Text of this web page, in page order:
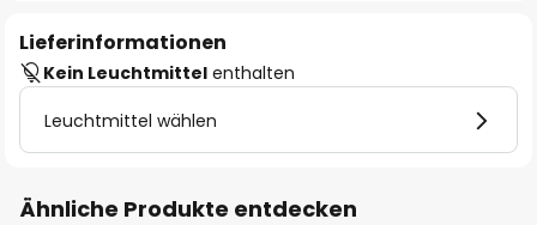
Lieferinformationen
Kein Leuchtmittel enthalten
Leuchtmittel wählen
Ähnliche Produkte entdecken